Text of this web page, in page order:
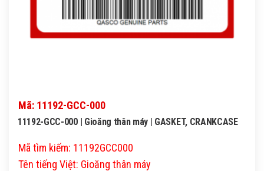
Mã: 11192-GCC-000
11192-GCC-000 | Gioăng thân máy | GASKET, CRANKCASE
Mã tìm kiếm: 11192GCC000
Tên tiếng Việt: Gioăng thân máy